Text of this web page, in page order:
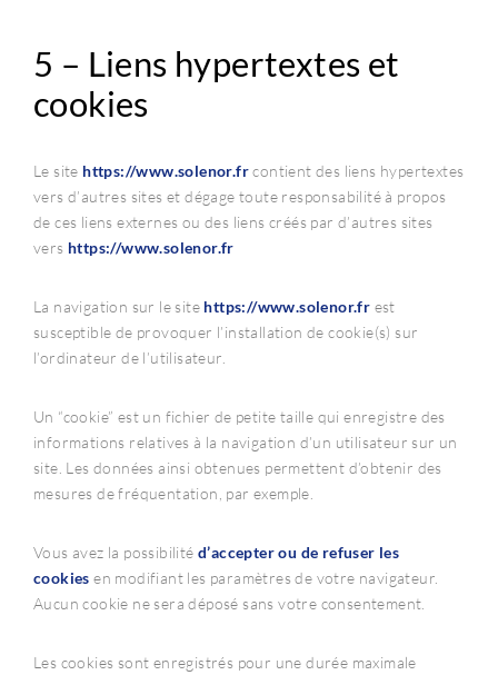
5 – Liens hypertextes et
cookies
Le site https://www.solenor.frcontient des liens hypertextes
vers d’autres sites et dégage toute responsabilité à propos
de ces liens externes ou des liens créés par d’autres sites
vers https://www.solenor.fr
La navigation sur le site https://www.solenor.fr est
susceptible de provoquer l’installation de cookie(s) sur
l’ordinateur de l’utilisateur.
Un “cookie” est un fichier de petite taille qui enregistre des
informations relatives à la navigation d’un utilisateur sur un
site. Les données ainsi obtenues permettent d’obtenir des
mesures de fréquentation, par exemple.
Vous avez la possibilité d’accepter ou de refuser les
cookies en modifiant les paramètres de votre navigateur.
Aucun cookie ne sera déposé sans votre consentement.
Les cookies sont enregistrés pour une durée maximale